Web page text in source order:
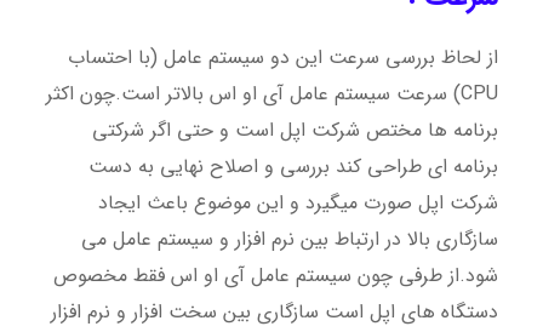
از لحاظ بررسی سرعت این دو سیستم عامل (با احتساب
CPU) سرعت سیستم عامل آی او اس بالاتر است.چون اکثر
برنامه ها مختص شرکت اپل است و حتی اگر شرکتی
برنامه ای طراحی کند بررسی و اصلاح نهایی به دست
شرکت اپل صورت میگیرد و این موضوع باعث ایجاد
سازگاری بالا در ارتباط بین نرم افزار و سیستم عامل می
شود.از طرفی چون سیستم عامل آی او اس فقط مخصوص
دستگاه های اپل است سازگاری بین سخت افزار و نرم افزار